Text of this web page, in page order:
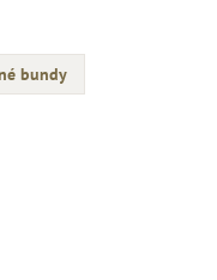
bundy